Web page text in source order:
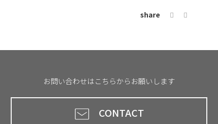
share
お問い合わせはこちらからお願いします
CONTACT